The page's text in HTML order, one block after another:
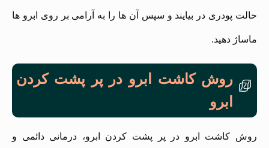
حالت پودری در بیایند و سپس آن ها را به آرامی بر روی ابرو ها
ماساژ دهید.
روش کاشت ابرو در پر پشت کردن
ابرو
روش کاشت ابرو در پر پشت کردن ابرو، درمانی دائمی و